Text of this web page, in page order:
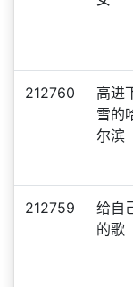
212760
高进
雪的
尔滨
212759
给自
的歌